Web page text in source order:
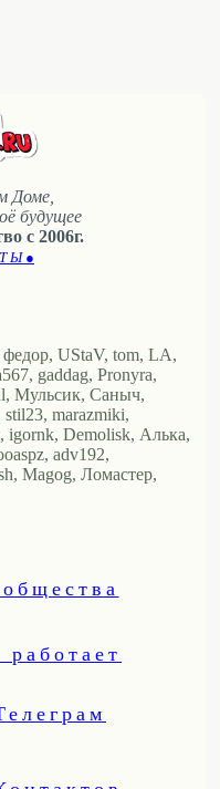
Доме,
будущее
с 2006г.
Ы ●
федор, UStaV, tom, LA,
gaddag, Pronyra,
Мульсик, Саныч,
marazmiki,
igornk, Demolisk, Алька,
adv192,
Magog, Ломастер,